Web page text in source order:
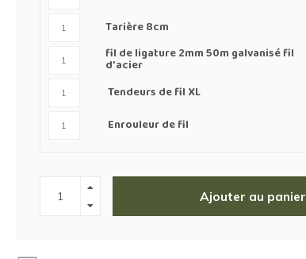
Tarière 8cm
fil de ligature 2mm 50m galvanisé fil
d'acier
Tendeurs de fil XL
Enrouleur de fil
Ajouter au panier